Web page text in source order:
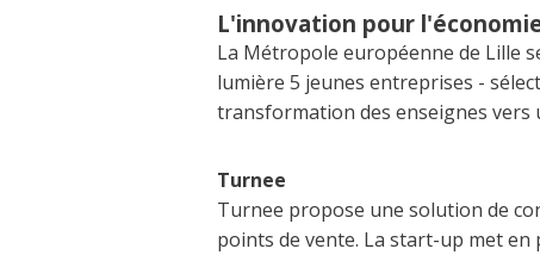
L'innovation pour
La Métropole européenne de Lille
lumière 5 jeunes entreprises -
transformation des enseignes vers
Turnee
Turnee propose une solution de
points de vente. La start-up met en